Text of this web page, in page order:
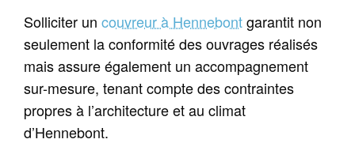
Solliciter un couvreur à Hennebontgarantit non
seulement la conformité des ouvrages réalisés
mais assure également un accompagnement
sur-mesure, tenant compte des contraintes
propres à l’architecture et au climat
d’Hennebont.